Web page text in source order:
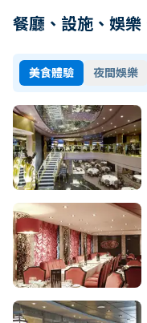
餐廳、設施、娛樂
美食體驗 夜間娛樂